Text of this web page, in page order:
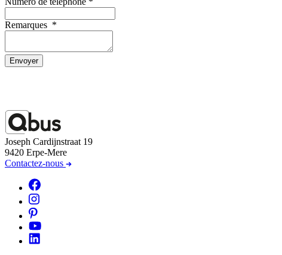
Remarques *
Envoyer
Joseph Cardijnstraat 19
9420 Erpe-Mere
Contactez-nous